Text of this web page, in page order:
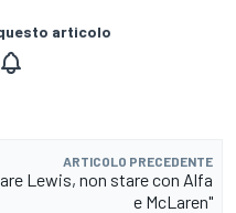
articolo
ARTICOLO PRECEDENTE
Lewis, non stare con Alfa
e McLaren"